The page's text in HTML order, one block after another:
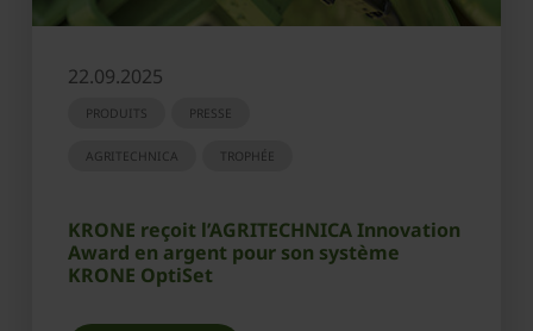
22.09.2025
PRODUITS PRESSE
AGRITECHNICA TROPHÉE
KRONE reçoit l’AGRITECHNICA Innovation
Award en argent pour son système
KRONE OptiSet